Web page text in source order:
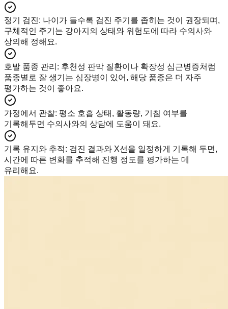
정기 검진: 나이가 들수록 검진 주기를 좁히는 것이 권장되며,
구체적인 주기는 강아지의 상태와 위험도에 따라 수의사와
상의해 정해요.
호발 품종 관리 : 후천성 판막 질환이나 확장성 심근병증처럼
품종별로 잘 생기는 심장병이 있어, 해당 품종은 더 자주
평가하는 것이 좋아요.
가정에서 관찰: 평소 호흡 상태, 활동량, 기침 여부를
기록해두면 수의사와의 상담에 도움이 돼요.
기록 유지와 추적: 검진 결과와 X선을 일정하게 기록해 두면,
시간에 따른 변화를 추적해 진행 정도를 평가하는 데
유리해요.